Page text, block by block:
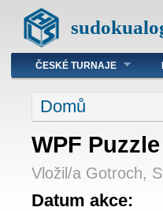
ČESKÉ TURNAJE
Domů
WPF
Vložil/a Gotroch,
Datum akce: